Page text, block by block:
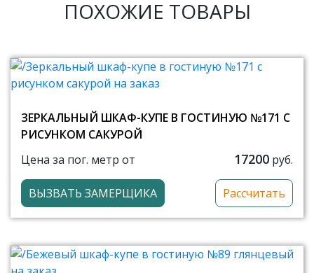
ПОХОЖИЕ ТОВАРЫ
ЗЕРКАЛЬНЫЙ ШКАФ-КУПЕ В ГОСТИНУЮ №171 С
РИСУНКОМ САКУРОЙ
Цена за пог. метр от
17200 руб.
ВЫЗВАТЬ ЗАМЕРЩИКА Рассчитать